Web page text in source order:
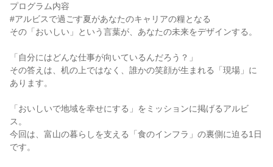
プログラム内容
#アルビスで過ごす夏があなたのキャリアの糧となる
その「おいしい」という言葉が、あなたの未来をデザインする。
「自分にはどんな仕事が向いているんだろう？」
その答えは、机の上ではなく、誰かの笑顔が生まれる「現場」に
あります。
「おいしいで地域を幸せにする」をミッションに掲げるアルビ
ス。
今回は、富山の暮らしを支える「食のインフラ」の裏側に迫る1日
です。